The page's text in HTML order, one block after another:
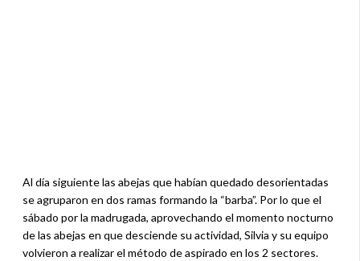
Al día siguiente las abejas que habían quedado desorientadas
se agruparon en dos ramas formando la “barba”. Por lo que el
sábado por la madrugada, aprovechando el momento nocturno
de las abejas en que desciende su actividad, Silvia y su equipo
volvieron a realizar el método de aspirado en los 2 sectores.